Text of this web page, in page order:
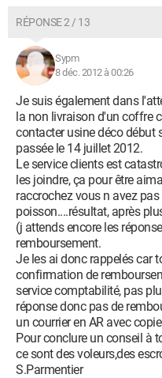
RÉPONSE 2 / 13
Sypm
8 déc. 2012 à 00:26
Je suis également dans
la non livraison d'un coffre
contacter usine déco début
passée le 14 juillet 2012.
Le service clients est
les joindre, ça pour être
raccrochez vous n avez
poisson....résultat, après
(j attends encore les
remboursement.
Je les ai donc rappelés car
confirmation de
service comptabilité, pas
réponse donc pas de
un courrier en AR avec
Pour conclure un conseil à
ce sont des voleurs,des
S.Parmentier